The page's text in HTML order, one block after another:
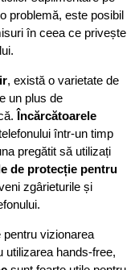
problemă, este posibil
în ceea ce privește
, există o varietate de
un plus de
Încărcătoarele
într-un timp
pregătit să utilizați
de protecție pentru
zgârieturile și
pentru vizionarea
utilizarea hands-free,